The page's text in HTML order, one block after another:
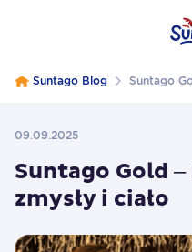
Suntago Blog Suntago
09.09.2025
Suntago Gold
zmysły i ciało